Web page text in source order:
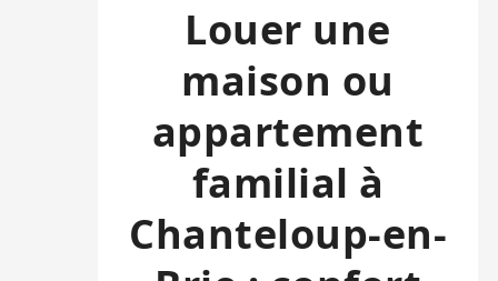
Louer une
maison ou
appartement
familial à
Chanteloup-en-